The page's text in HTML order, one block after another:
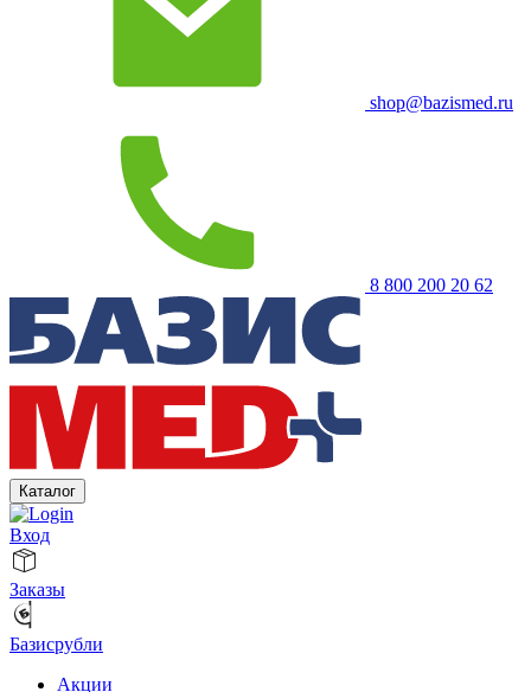
shop@bazismed.ru
8 800 200 20 62
Каталог
Вход
Заказы
Базисрубли
Акции